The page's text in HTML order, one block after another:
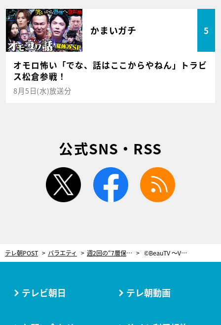
かまいガチ 5
オモロ怖い「でな、話はここからやねん」トラビ
ス松倉参戦！
8月5日(水)放送分
公式SNS・RSS
twitter facebook
テレ朝POST バラエティ 週2回の“7層保湿術”で北風に負けない肌に！「ミルフィーユ塗り」を伝授 ©BeauTV ～VOCE
テレビ朝日 テレ朝動画